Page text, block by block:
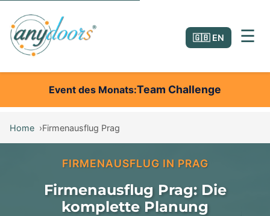
🇬🇧 EN ☰
Event des Monats Team Challenge
Home Firmenausflug Prag
FIRMENAUSFLUG IN PRAG
Firmenausflug Prag: Die
komplette Planung